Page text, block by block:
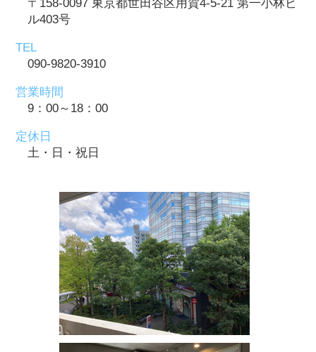
〒158-0097 東京都世田谷区用賀4-5-21 第一小林ビ
ル403号
TEL
090-9820-3910
営業時間
9：00～18：00
定休日
土・日・祝日